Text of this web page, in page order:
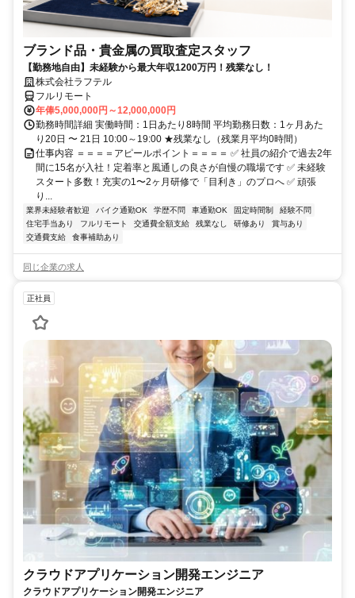
ブランド品・貴金属の買取査定スタッフ
【勤務地自由】未経験から最大年収1200万円！残業なし！
株式会社ラフテル
フルリモート
年俸5,000,000円～12,000,000円
勤務時間詳細 実働時間：1日あたり8時間 平均勤務日数：1ヶ月あた
り20日 〜 21日 10:00～19:00 ★残業なし（残業月平均0時間）
仕事内容 ＝＝＝＝アピールポイント＝＝＝＝ ✅ 社員の紹介で過去2年
間に15名が入社！定着率と風通しの良さが自慢の職場です ✅ 未経験
スタート多数！充実の1〜2ヶ月研修で「目利き」のプロへ ✅ 頑張
り...
業界未経験者歓迎 バイク通勤OK 学歴不問 車通勤OK 固定時間制
経験不問
住宅手当あり
フルリモート 交通費全額支給 残業なし 研修あり
賞与あり
交通費支給
食事補助あり
同じ企業の求人
正社員
クラウドアプリケーション開発エンジニア
クラウドアプリケーション開発エンジニア